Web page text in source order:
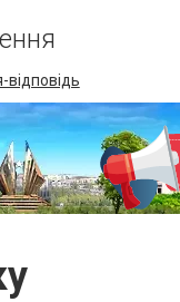
відповідь